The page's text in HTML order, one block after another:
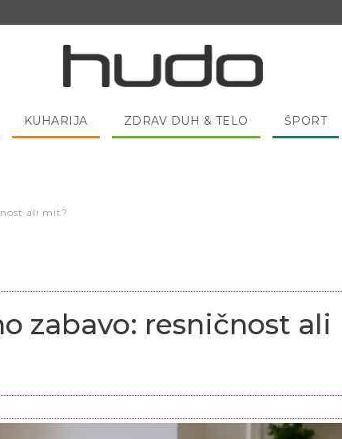
KUHARIJA ZDRAV DUH & TELO ŠPORT
ali mit?
zabavo: resničnost ali